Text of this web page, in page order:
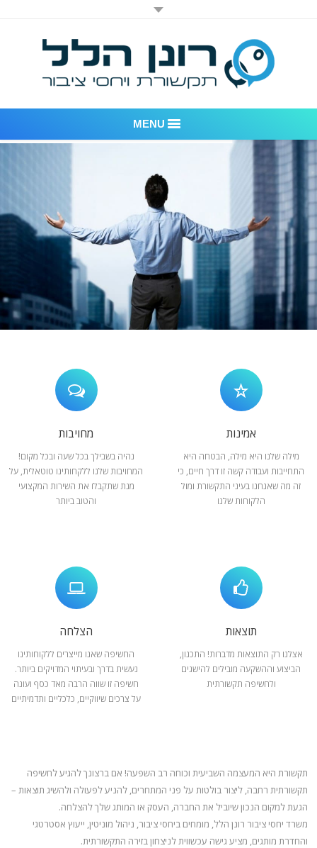
MENU
דוגמאות לעבודות שביצענו
לקוחות – משרד יחסי ציבור רונן הלל
חדר חדשות
המלצות
צור קשר
אמינות
מילה שלנו היא מילה, הבטחה היא
התחייבות ועבודה קשה זו דרך חיים, כי
זה מה שאנחנו בעיני התקשורת ומול
הלקוחות שלנו
מחויבות
נהיה בשבילך בכל שעה ובכל מקום!
המחויבות שלנו ללקחותינו טוטאלית, על
מנת שתקבלו את השירות המקצועי
והטוב ביותר
תוצאות
אצלנו רק התוצאות מדברות! התכנון,
הביצוע וההשקעה מובילים להישגים
ולחשיפה תקשורתית
הצלחה
החשיפה שאנו מייצרים ללקוחותינו
נעשית בדרך ובעיתוי המדויקים ביותר.
חשיפה זו שווה הרבה מאד כסף ועונה
על צרכים שיווקיים, כלכליים ותדמיתיים
תקשורת היא המעצמה השביעית וכוחה רב השפעה! אם ברצונך להגיע לחשיפה
תקשורתית רחבה, ליצור בולטות על פני המתחרים, להניעלפעולה ולהשיג תוצאות –
הגעת למקום הנכון שיוביל את החברה, העסק או המותג שלך להצלחה.
משרד יחסי ציבור רונן הלל, מומחים ביחסי ציבור, ניהול מוניטין, ייעוץ אסטרטגי
והחדרת מותגים, מציע גישה עכשווית לניצחון בזירה התקשורתית.